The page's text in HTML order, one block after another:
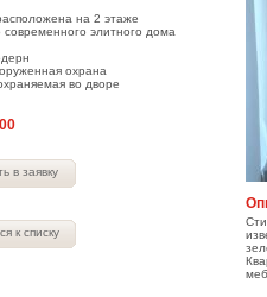
на 2 этаже
современного элитного дома
охрана
во дворе
в заявку
к списку